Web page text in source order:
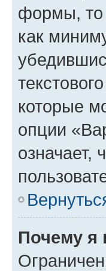
формы, то
как
которые
опции
означает,
Почему я